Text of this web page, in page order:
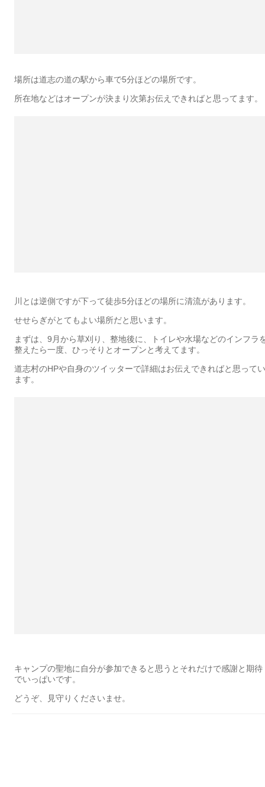
場所は道志の道の駅から車で5分ほどの場所です。
所在地などはオープンが決まり次第お伝えできればと思ってます。
川とは逆側ですが下って徒歩5分ほどの場所に清流があります。
せせらぎがとてもよい場所だと思います。
まずは、9月から草刈り、整地後に、トイレや水場などのインフラ
整えたら一度、ひっそりとオープンと考えてます。
道志村のHPや自身のツイッターで詳細はお伝えできればと思ってい
ます。
キャンプの聖地に自分が参加できると思うとそれだけで感謝と期待
でいっぱいです。
どうぞ、見守りくださいませ。